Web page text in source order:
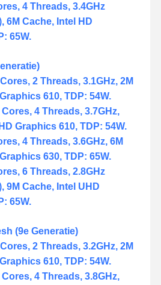
4 Threads, 3.4GHz
6M Cache, Intel HD
65W.
2 Threads, 3.1GHz, 2M
610, TDP: 54W.
4 Threads, 3.7GHz,
Graphics 610, TDP: 54W.
4 Threads, 3.6GHz, 6M
630, TDP: 65W.
6 Threads, 2.8GHz
9M Cache, Intel UHD
65W.
(9e Generatie)
2 Threads, 3.2GHz, 2M
610, TDP: 54W.
4 Threads, 3.8GHz,